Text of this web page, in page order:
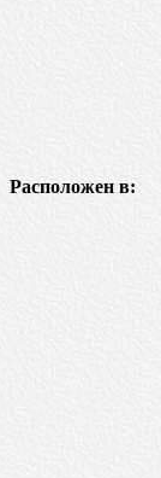
Расположен в: